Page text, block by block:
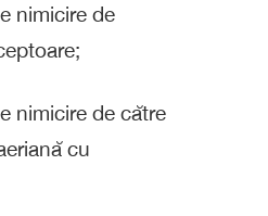
nimicire de
nimicire de către
cu